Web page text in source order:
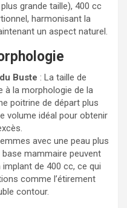
grande taille), 400 cc
harmonisant la
un aspect naturel.
Buste : La taille de
à la morphologie de la
poitrine de départ plus
volume idéal pour obtenir
avec une peau plus
mammaire peuvent
de 400 cc, ce qui
comme l’étirement
contour.